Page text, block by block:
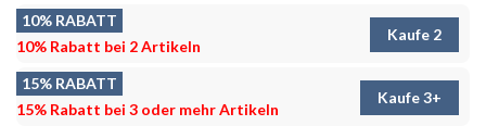
10% RABATT
10% Rabatt bei 2 Artikeln
Kaufe 2
15% RABATT
15% Rabatt bei 3 oder mehr Artikeln
Kaufe 3+